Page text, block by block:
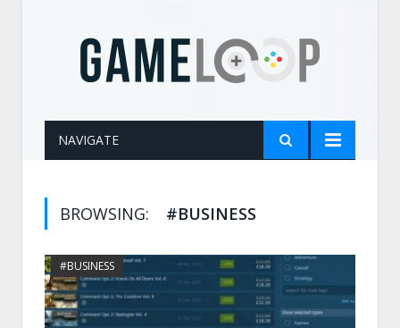
NAVIGATE
BROWSING: #BUSINESS
#BUSINESS